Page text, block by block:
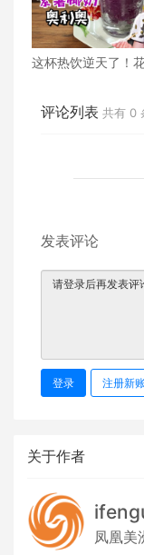
这杯热饮逆天了！
评论列表 共有 0
发表评论
登录 注册新
关于作者
凤凰美